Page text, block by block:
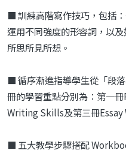
■訓練高階寫作技巧，包括
運用不同強度的形容詞，以
所思所見所想。
■ 循序漸進指導學生從「段
冊的學習重點分別為：第一冊
Writing Skills及第三冊
■ 五大教學步驟搭配